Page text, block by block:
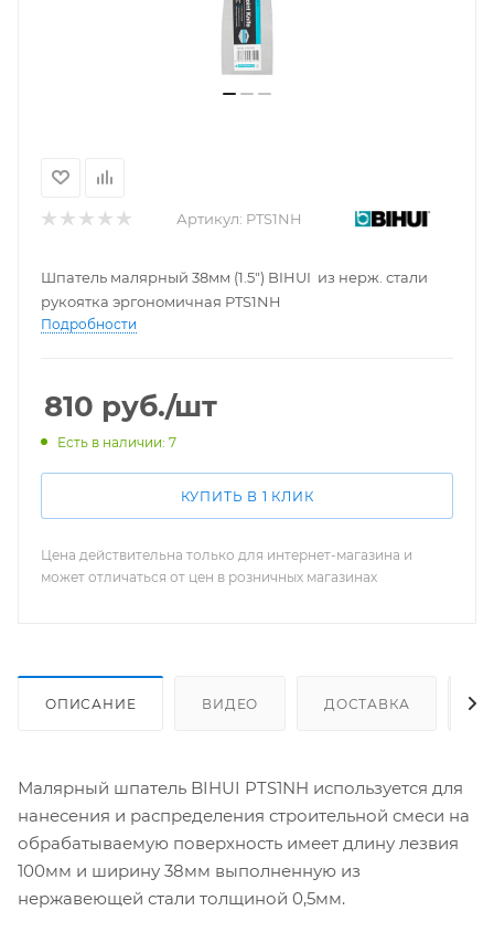
Артикул: PTS1NH
Шпатель малярный 38мм (1.5") BIHUI из нерж. стали
рукоятка эргономичная PTS1NH
Подробности
810 руб./шт
Есть в наличии: 7
КУПИТЬ В 1 КЛИК
Цена действительна только для интернет-магазина и
может отличаться от цен в розничных магазинах
ОПИСАНИЕ ВИДЕО ДОСТАВКА
Малярный шпатель BIHUI PTS1NH используется для
нанесения и распределения строительной смеси на
обрабатываемую поверхность имеет длину лезвия
100мм и ширину 38мм выполненную из
нержавеющей стали толщиной 0,5мм.